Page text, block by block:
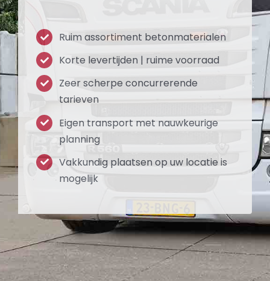
Ruim assortiment betonmaterialen
Korte levertijden | ruime voorraad
Zeer scherpe concurrerende
tarieven
Eigen transport met nauwkeurige
planning
Vakkundig plaatsen op uw locatie is
mogelijk